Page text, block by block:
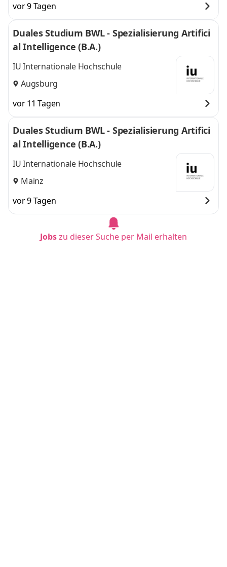
vor 9 Tagen
Duales Studium BWL - Spezialisierung Artifici
al Intelligence (B.A.)
IU Internationale Hochschule
Augsburg
vor 11 Tagen
Duales Studium BWL - Spezialisierung Artifici
al Intelligence (B.A.)
IU Internationale Hochschule
Mainz
vor 9 Tagen
Jobszu dieser Suche per Mail erhalten